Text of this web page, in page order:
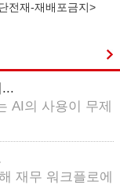
전재-재배포금지>
AI의 사용이 무제
재무 워크플로에